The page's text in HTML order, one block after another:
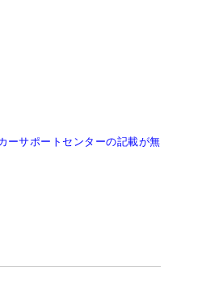
ーサポートセンターの記載が無